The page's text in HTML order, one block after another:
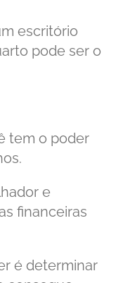
escritório
pode ser o
tem o poder
e
financeiras
é determinar